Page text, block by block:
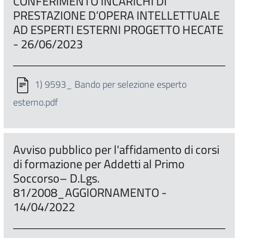
PRESTAZIONE D’OPERA INTELLETTUALE
AD ESPERTI ESTERNI PROGETTO HECATE
- 26/06/2023
1) 9593_ Bando per selezione esperto
esterno.pdf
Avviso pubblico per l'affidamento di corsi
di formazione per Addetti al Primo
Soccorso– D.Lgs.
81/2008_AGGIORNAMENTO -
14/04/2022